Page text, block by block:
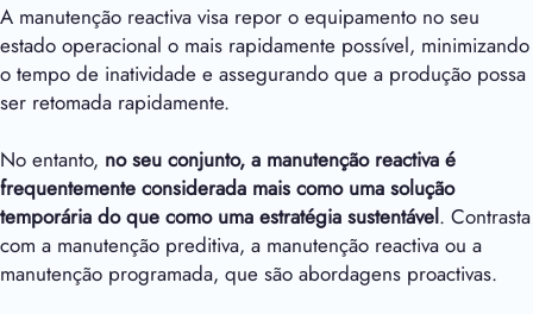
A manutenção reactiva visa repor o equipamento no seu
estado operacional o mais rapidamente possível, minimizando
o tempo de inatividade e assegurando que a produção possa
ser retomada rapidamente.
No entanto, no seu conjunto, a manutenção reactiva é
frequentemente considerada mais como uma solução
temporária do que como uma estratégia sustentável. Contrasta
com a manutenção preditiva, a manutenção reactiva ou a
manutenção programada, que são abordagens proactivas.